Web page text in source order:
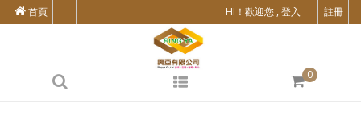
HI！歡迎您 , 登入 註冊
首頁
0